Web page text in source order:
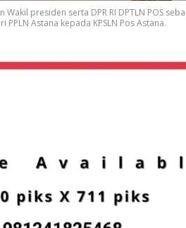
presiden serta DPR RI DPTLN POS
Astana kepada KPSLN Pos Astana.